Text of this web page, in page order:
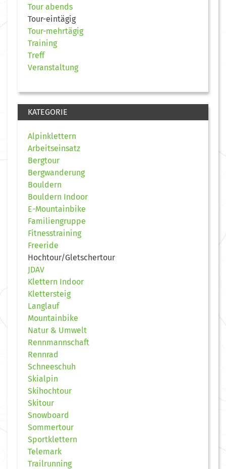
Tour abends
Tour-eintägig
Tour-mehrtägig
Training
Treff
Veranstaltung
KATEGORIE
Alpinklettern
Arbeitseinsatz
Bergtour
Bergwanderung
Bouldern
Bouldern Indoor
E-Mountainbike
Familiengruppe
Fitnesstraining
Freeride
Hochtour/Gletschertour
JDAV
Klettern Indoor
Klettersteig
Langlauf
Mountainbike
Natur & Umwelt
Rennmannschaft
Rennrad
Schneeschuh
Skialpin
Skihochtour
Skitour
Snowboard
Sommertour
Sportklettern
Telemark
Trailrunning